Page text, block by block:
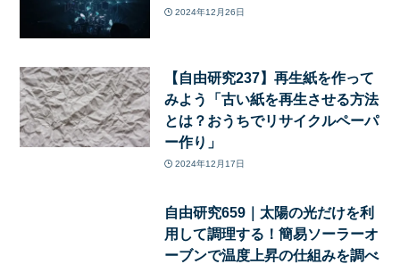
2024年12月26日
【自由研究237】再生紙を作って
みよう「古い紙を再生させる方法
とは？おうちでリサイクルペーパ
ー作り」
2024年12月17日
自由研究659｜太陽の光だけを利
用して調理する！簡易ソーラーオ
ーブンで温度上昇の仕組みを調べ